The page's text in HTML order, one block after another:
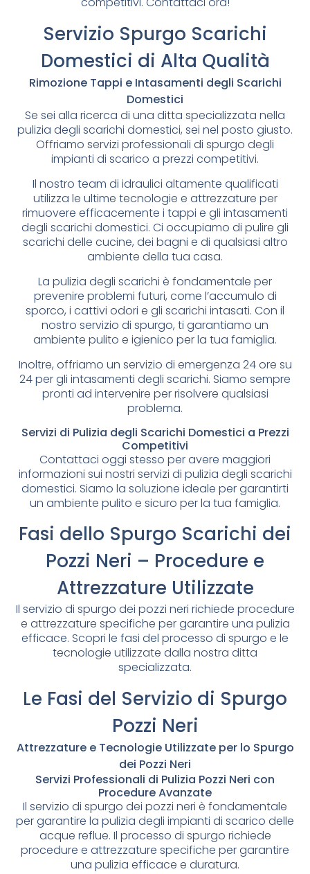
Servizio Spurgo Scarichi
Domestici di Alta Qualità
Rimozione Tappi e Intasamenti degli Scarichi
Domestici
Se sei alla ricerca di una ditta specializzata nella
pulizia degli scarichi domestici, sei nel posto giusto.
Offriamo servizi professionali di spurgo degli
impianti di scarico a prezzi competitivi.
Il nostro team di idraulici altamente qualificati
utilizza le ultime tecnologie e attrezzature per
rimuovere efficacemente i tappi e gli intasamenti
degli scarichi domestici. Ci occupiamo di pulire gli
scarichi delle cucine, dei bagni e di qualsiasi altro
ambiente della tua casa.
La pulizia degli scarichi è fondamentale per
prevenire problemi futuri, come l’accumulo di
sporco, i cattivi odori e gli scarichi intasati. Con il
nostro servizio di spurgo, ti garantiamo un
ambiente pulito e igienico per la tua famiglia.
Inoltre, offriamo un servizio di emergenza 24 ore su
24 per gli intasamenti degli scarichi. Siamo sempre
pronti ad intervenire per risolvere qualsiasi
problema.
Servizi di Pulizia degli Scarichi Domestici a Prezzi
Competitivi
Contattaci oggi stesso per avere maggiori
informazioni sui nostri servizi di pulizia degli scarichi
domestici. Siamo la soluzione ideale per garantirti
un ambiente pulito e sicuro per la tua famiglia.
Fasi dello Spurgo Scarichi dei
Pozzi Neri – Procedure e
Attrezzature Utilizzate
Il servizio di spurgo dei pozzi neri richiede procedure
e attrezzature specifiche per garantire una pulizia
efficace. Scopri le fasi del processo di spurgo e le
tecnologie utilizzate dalla nostra ditta
specializzata.
Le Fasi del Servizio di Spurgo
Pozzi Neri
Attrezzature e Tecnologie Utilizzate per lo Spurgo
dei Pozzi Neri
Servizi Professionali di Pulizia Pozzi Neri con
Procedure Avanzate
Il servizio di spurgo dei pozzi neri è fondamentale
per garantire la pulizia degli impianti di scarico delle
acque reflue. Il processo di spurgo richiede
procedure e attrezzature specifiche per garantire
una pulizia efficace e duratura.